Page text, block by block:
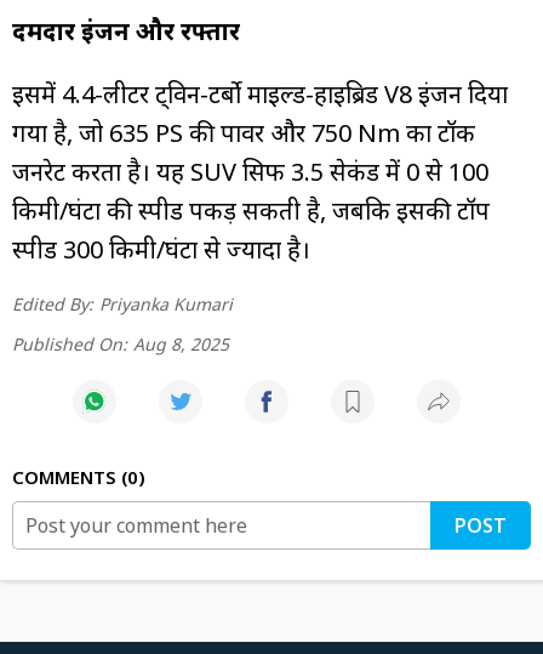
दमदार इंजन और रफ्तार
इसमें 4.4-लीटर ट्विन-टर्बो माइल्ड-हाइब्रिड V8 इंजन दिया
गया है, जो 635 PS की पावर और 750 Nm का टॉर्क
जनरेट करता है। यह SUV सिर्फ 3.5 सेकंड में 0 से 100
किमी/घंटा की स्पीड पकड़ सकती है, जबकि इसकी टॉप
स्पीड 300 किमी/घंटा से ज्यादा है।
Edited By: Priyanka Kumari
Published On: Aug 8, 2025
COMMENTS 0
POST